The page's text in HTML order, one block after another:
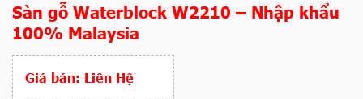
Sàn gỗ Waterblock W2210 – Nhập khẩu
100% Malaysia
Giá bán: Liên Hệ